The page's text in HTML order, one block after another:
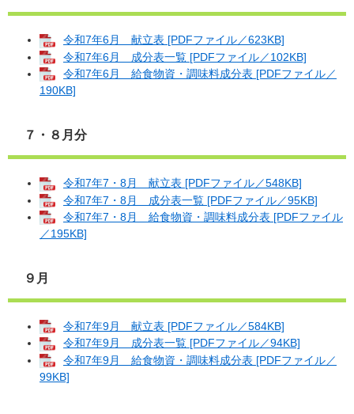
令和7年6月 献立表 [PDFファイル／623KB]
令和7年6月 成分表一覧 [PDFファイル／102KB]
令和7年6月 給食物資・調味料成分表 [PDFファイル／
190KB]
７・８月分
令和7年7・8月 献立表 [PDFファイル／548KB]
令和7年7・8月 成分表一覧 [PDFファイル／95KB]
令和7年7・8月 給食物資・調味料成分表 [PDFファイル
／195KB]
９月
令和7年9月 献立表 [PDFファイル／584KB]
令和7年9月 成分表一覧 [PDFファイル／94KB]
令和7年9月 給食物資・調味料成分表 [PDFファイル／
99KB]